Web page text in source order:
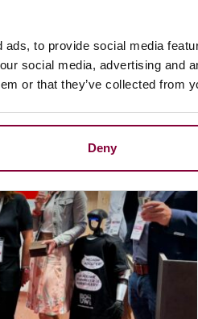
to provide social media
social media, advertising and
or that they’ve collected from
Deny